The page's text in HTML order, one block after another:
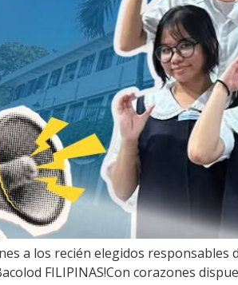
a los recién elegidos
FILIPINAS!Con corazones